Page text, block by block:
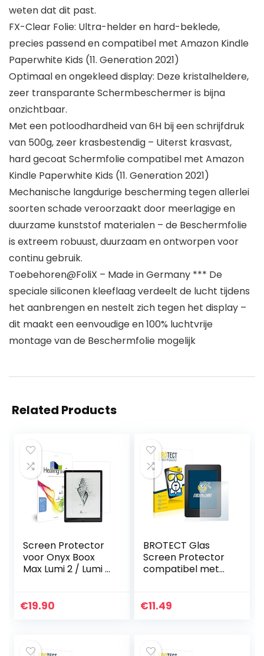
weten dat dit past.
FX-Clear Folie: Ultra-helder en hard-beklede,
precies passend en compatibel met Amazon Kindle
Paperwhite Kids (11. Generation 2021)
Optimaal en ongekleed display: Deze kristalheldere,
zeer transparante Schermbeschermer is bijna
onzichtbaar.
Met een potloodhardheid van 6H bij een schrijfdruk
van 500g, zeer krasbestendig – Uiterst krasvast,
hard gecoat Schermfolie compatibel met Amazon
Kindle Paperwhite Kids (11. Generation 2021)
Mechanische langdurige bescherming tegen allerlei
soorten schade veroorzaakt door meerlagige en
duurzame kunststof materialen – de Beschermfolie
is extreem robuust, duurzaam en ontworpen voor
continu gebruik.
Toebehoren@FoliX – Made in Germany *** De
speciale siliconen kleeflaag verdeelt de lucht tijdens
het aanbrengen en nestelt zich tegen het display –
dit maakt een eenvoudige en 100% luchtvrije
montage van de Beschermfolie mogelijk
Related Products
Screen Protector
voor Onyx Boox
Max Lumi 2 / Lumi 1,
Protector Clear
€19.90
BROTECT Glas
Screen Protector
compatibel met
(7. Gen.)
€11.49